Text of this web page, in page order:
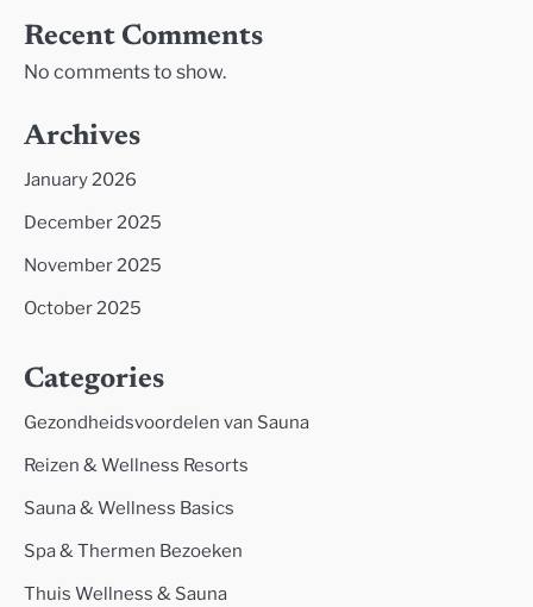
Recent Comments
No comments to show.
Archives
January 2026
December 2025
November 2025
October 2025
Categories
Gezondheidsvoordelen van Sauna
Reizen & Wellness Resorts
Sauna & Wellness Basics
Spa & Thermen Bezoeken
Thuis Wellness & Sauna